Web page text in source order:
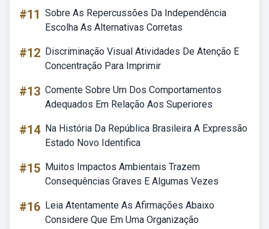
#11 Sobre As Repercussões Da Independência
Escolha As Alternativas Corretas
#12 Discriminação Visual Atividades De Atenção E
Concentração Para Imprimir
#13 Comente Sobre Um Dos Comportamentos
Adequados Em Relação Aos Superiores
#14 Na História Da República Brasileira A Expressão
Estado Novo Identifica
#15 Muitos Impactos Ambientais Trazem
Consequências Graves E Algumas Vezes
#16 Leia Atentamente As Afirmações Abaixo
Considere Que Em Uma Organização